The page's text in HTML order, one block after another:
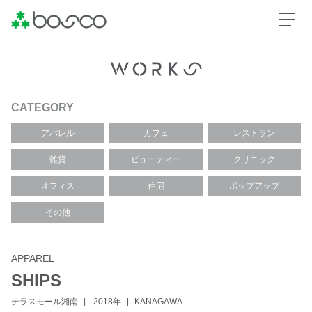
CATEGORY
アパレル カフェ レストラン
雑貨 ビューティー クリニック
オフィス 住宅 ポップアップ
その他
APPAREL
SHIPS
テラスモール湘南 2018年 KANAGAWA